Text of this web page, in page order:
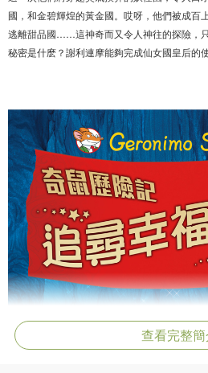
國，和金碧輝煌的黃金國。哎呀，他們被成百
逃離甜品國……這神奇而又令人神往的探險，
秘密是什麽？謝利連摩能夠完成仙女國皇后的
查看完整簡